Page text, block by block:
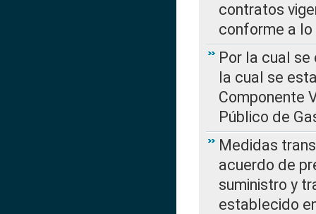
contratos
conforme a lo
Por la cual se
la cual se
Componente
Público de
Medidas
acuerdo de
suministro y
establecido